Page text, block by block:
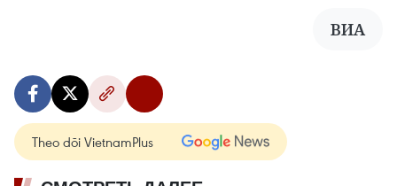
ВИА
Theo dõi VietnamPlus